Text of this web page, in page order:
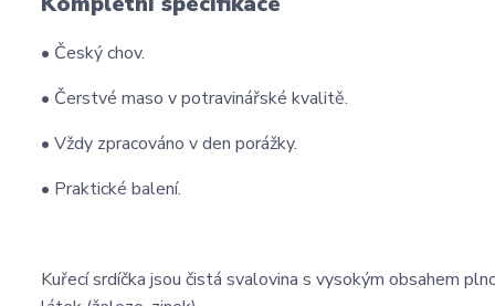
• Český chov.
• Čerstvé maso v potravinářské kvalitě.
• Vždy zpracováno v den porážky.
• Praktické balení.
Kuřecí srdíčka jsou čistá svalovina s vysokým obsahem